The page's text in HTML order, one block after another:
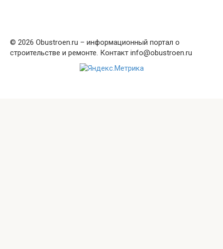
© 2026 Obustroen.ru – информационный портал о
строительстве и ремонте. Контакт info@obustroen.ru